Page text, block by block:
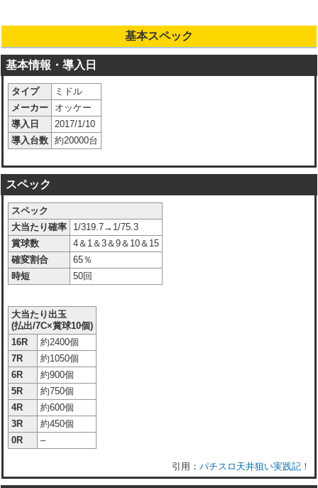
基本スペック
基本情報・導入日
タイプ
ミドル
メーカー
オッケー
導入日
2017/1/10
導入台数
約20000台
スペック
スペック
大当たり確率
1/319.7→1/75.3
賞球数
4＆1＆3＆9＆10＆15
確変割合
65％
時短
50回
大当たり出玉
(払出/7C×賞球10個)
16R
約2400個
7R
約1050個
6R
約900個
5R
約750個
4R
約600個
3R
約450個
0R
–
パチスロ天井狙い実践記！